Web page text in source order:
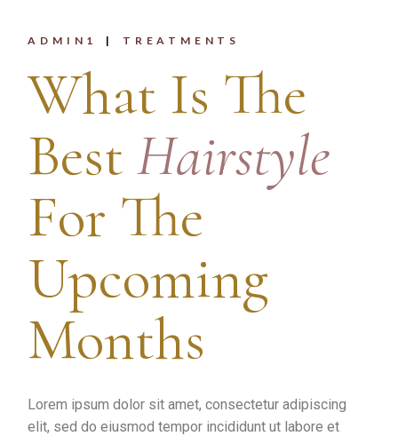
ADMIN1 TREATMENTS
What Is The
BestHairstyle
For The
Upcoming
Months
Lorem ipsum dolor sit amet, consectetur adipiscing
elit, sed do eiusmod tempor incididunt ut labore et